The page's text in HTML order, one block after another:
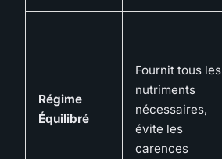
Régime
Équilibré
Fournit tous les
nutriments
nécessaires,
évite les
carences